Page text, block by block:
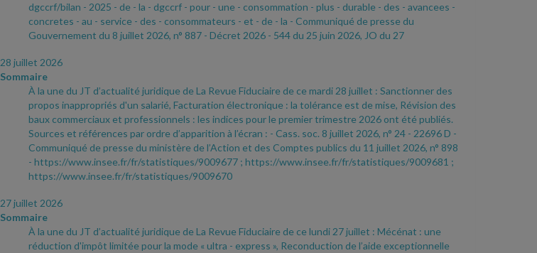
dgccrf/bilan - 2025 - de - la - dgccrf- pour- une - consommation - plus - durable - des - avancees -
concretes - au - service - des - consommateurs - et - de - la - Communiqué de presse du
Gouvernement du 8 juillet 2026, n° 887 - Décret 2026- 544 du 25 juin 2026, JO du 27
28 juillet 2026
Sommaire
À la une du JT d’actualité juridique de La Revue Fiduciaire de ce mardi 28 juillet : Sanctionner des
propos inappropriés d'un salarié, Facturation électronique : la tolérance est de mise, Révision des
baux commerciaux et professionnels : les indices pour le premier trimestre 2026 ont été publiés.
Sources et références par ordre d’apparition à l’écran : - Cass. soc. 8 juillet 2026, n° 24- 22696 D -
Communiqué de presse du ministère de l’Action et des Comptes publics du 11 juillet 2026, n° 898
- https://www.insee.fr/fr/statistiques/9009677 ; https://www.insee.fr/fr/statistiques/9009681 ;
https://www.insee.fr/fr/statistiques/9009670
27 juillet 2026
Sommaire
À la une du JT d’actualité juridique de La Revue Fiduciaire de ce lundi 27 juillet : Mécénat : une
réduction d'impôt limitée pour la mode « ultra - express », Reconduction de l’aide exceptionnelle